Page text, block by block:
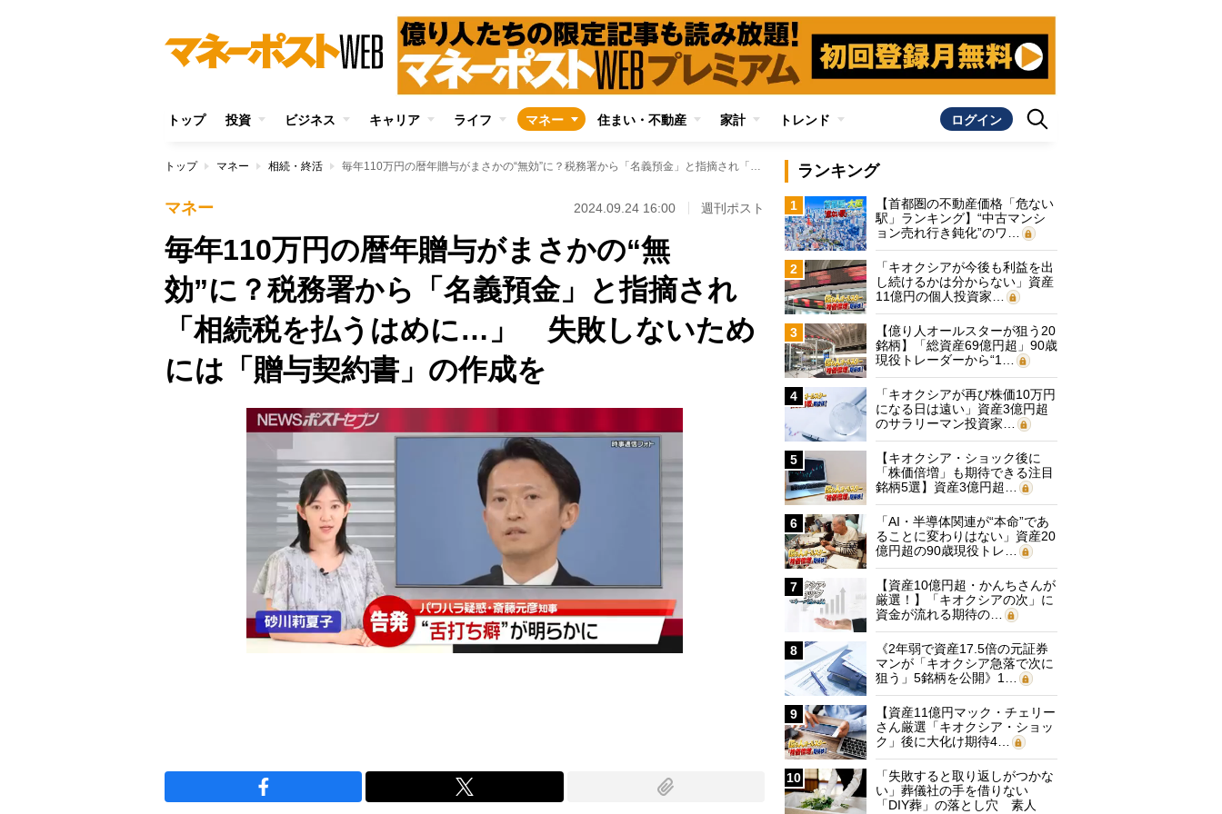
トップ 投資 ビジネス キャリア ライフ マネー 住まい・不動産 家計 トレンド ログイン
トップ マネー 相続・終活 毎年110万円の暦年贈与がまさかの“無効”に？税務署から「名義預金」と指摘され「相続税を払うはめに…」 失敗しないためには「贈与契約書」の作成を
マネー 2024.09.24 16:00 週刊ポスト
毎年110万円の暦年贈与がまさかの“無
効”に？税務署から「名義預金」と指摘され
「相続税を払うはめに…」 失敗しないため
には「贈与契約書」の作成を
ランキング
1
【首都圏の不動産価格「危ない
駅」ランキング】“中古マンシ
ョン売れ行き鈍化”のワ…
2
「キオクシアが今後も利益を出
し続けるかは分からない」資産
11億円の個人投資家…
3
【億り人オールスターが狙う20
銘柄】「総資産69億円超」90歳
現役トレーダーから“1…
4
「キオクシアが再び株価10万円
になる日は遠い」資産3億円超
のサラリーマン投資家…
5
【キオクシア・ショック後に
「株価倍増」も期待できる注目
銘柄5選】資産3億円超…
6
「AI・半導体関連が“本命”であ
ることに変わりはない」資産20
億円超の90歳現役トレ…
7
【資産10億円超・かんちさんが
厳選！】「キオクシアの次」に
資金が流れる期待の…
8
《2年弱で資産17.5倍の元証券
マンが「キオクシア急落で次に
狙う」5銘柄を公開》1…
9
【資産11億円マック・チェリー
さん厳選「キオクシア・ショッ
ク」後に大化け期待4…
10
「失敗すると取り返しがつかな
い」葬儀社の手を借りない
「DIY葬」の落とし穴 素人